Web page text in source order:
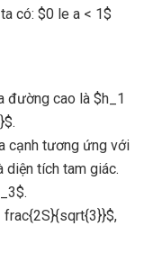
có: $0 le a < 1$
đường cao là $h_1
cạnh tương ứng với
diện tích tam giác.
frac{2S}{sqrt{3}}$,